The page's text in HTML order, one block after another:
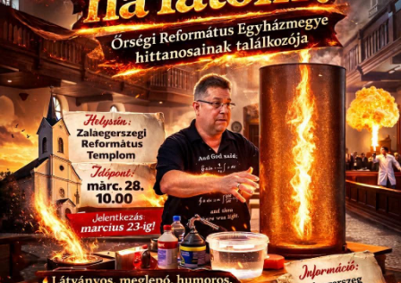
Kedves Gyülekezetünk, tisztelt
Vendégeink! Nagypéntek – hálaadás a
Messiás Jézus értünk vállalt
áldozatáértHúsvét – Jézus Krisztus
feltámadásának örömünnepe
Nagyheti istentiszteleteink már fenn
a templomtérben lesznek.
Nagypénteken és Húsvét vasárnapján
megterítjük az Úrasztalát. Vasárnap
pedig az istentisztelettel
párhuzamosan gyermek-
istentisztelet is lesz a